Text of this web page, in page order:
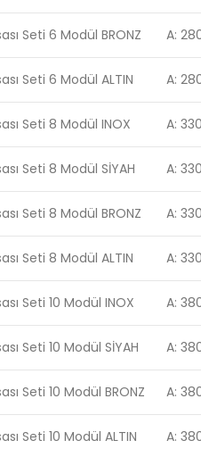
Seti 6 Modül BRONZ A:
Seti 6 Modül ALTIN A:
Seti 8 Modül INOX A:
Seti 8 Modül SİYAH A:
Seti 8 Modül BRONZ A:
Seti 8 Modül ALTIN A:
Seti 10 Modül INOX A:
Seti 10 Modül SİYAH A:
Seti 10 Modül BRONZ A:
Seti 10 Modül ALTIN A: